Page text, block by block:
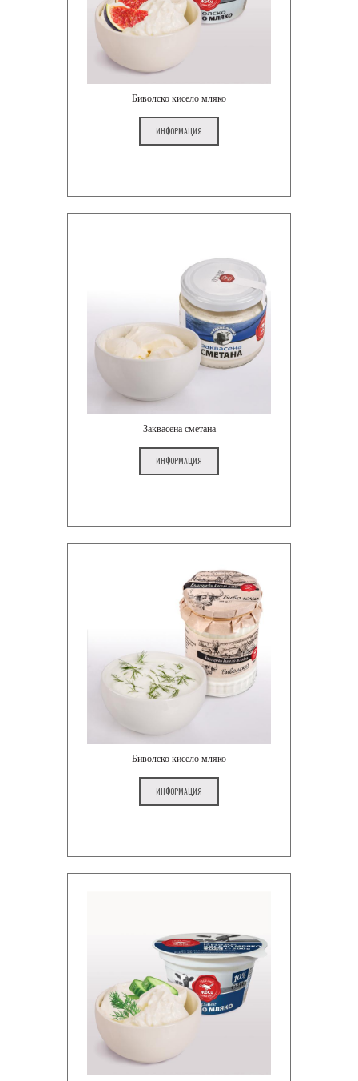
Биволско кисело мляко
ИНФОРМАЦИЯ
Заквасена сметана
ИНФОРМАЦИЯ
Биволско кисело мляко
ИНФОРМАЦИЯ